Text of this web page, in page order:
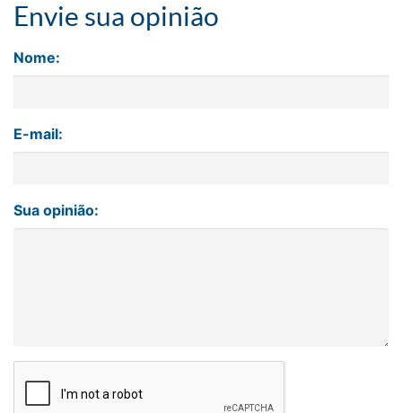
Envie sua opinião
Nome:
E-mail:
Sua opinião: